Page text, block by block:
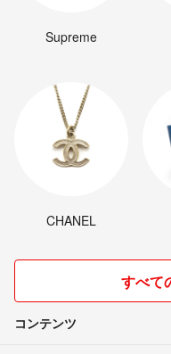
Supreme
CHANEL
すべて
コンテンツ